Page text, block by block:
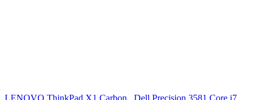
LENOVO ThinkPad X1 Carbon
Dell Precision 3581 Core i7